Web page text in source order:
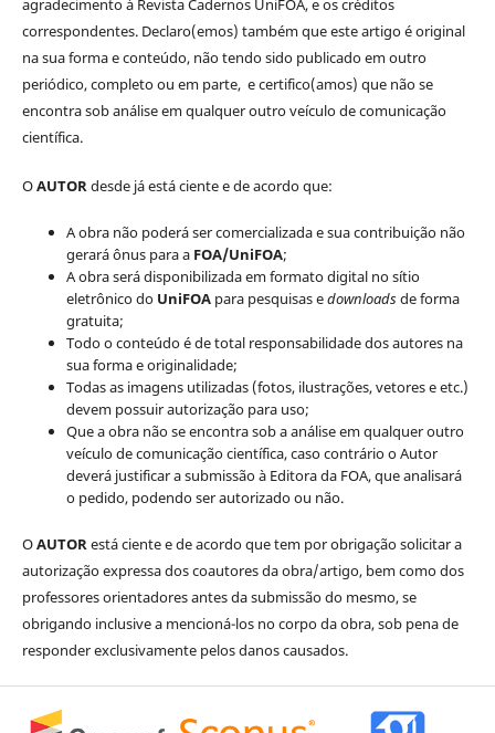
agradecimento à Revista Cadernos UniFOA, e os créditos
correspondentes. Declaro(emos) também que este artigo é original
na sua forma e conteúdo, não tendo sido publicado em outro
periódico, completo ou em parte, e certifico(amos) que não se
encontra sob análise em qualquer outro veículo de comunicação
científica.
OAUTORdesde já está ciente e de acordo que:
A obra não poderá ser comercializada e sua contribuição não
gerará ônus para a FOA/UniFOA;
A obra será disponibilizada em formato digital no sítio
eletrônico do UniFOApara pesquisas edownloadsde forma
gratuita;
Todo o conteúdo é de total responsabilidade dos autores na
sua forma e originalidade;
Todas as imagens utilizadas (fotos, ilustrações, vetores e etc.)
devem possuir autorização para uso;
Que a obra não se encontra sob a análise em qualquer outro
veículo de comunicação científica, caso contrário o Autor
deverá justificar a submissão à Editora da FOA, que analisará
o pedido, podendo ser autorizado ou não.
OAUTORestá ciente e de acordo que tem por obrigação solicitar a
autorização expressa dos coautores da obra/artigo, bem como dos
professores orientadores antes da submissão do mesmo, se
obrigando inclusive a mencioná-los no corpo da obra, sob pena de
responder exclusivamente pelos danos causados.